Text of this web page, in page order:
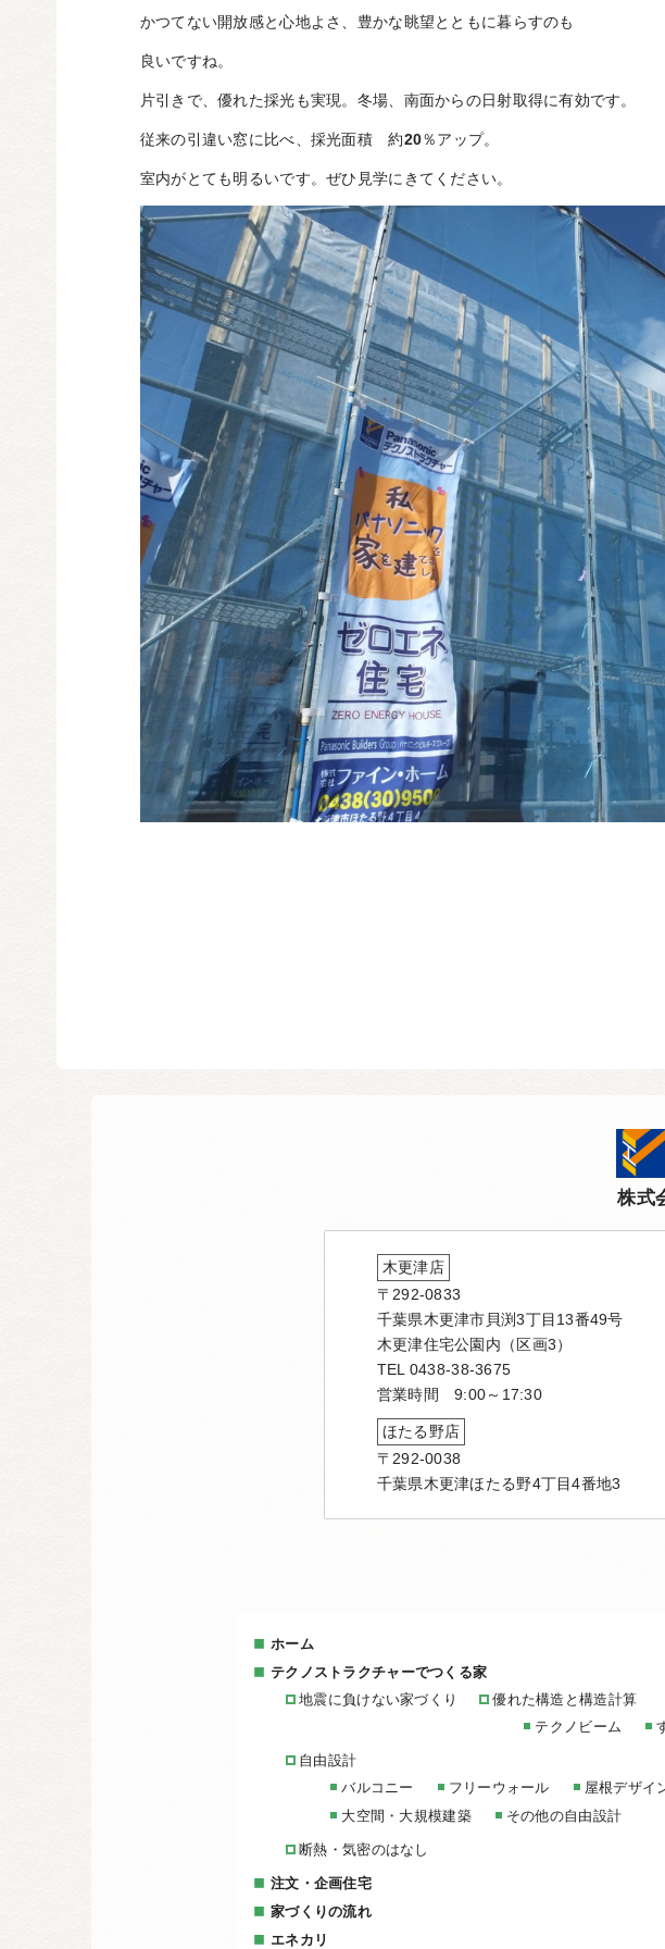
かつてない開放感と心地よさ、豊かな眺望とともに暮らすのも
良いですね。
片引きで、優れた採光も実現。冬場、南面からの日射取得に有効です。
従来の引違い窓に比べ、採光面積 約20％アップ。
室内がとても明るいです。ぜひ見学にきてください。
株式
木更津店
〒292-0833
千葉県木更津市貝渕3丁目13番49号
木更津住宅公園内（区画3）
TEL 0438-38-3675
営業時間 9:00～17:30
ほたる野店
〒292-0038
千葉県木更津ほたる野4丁目4番地3
ホーム
テクノストラクチャーでつくる家
地震に負けない家づくり
優れた構造と構造計算
テクノビーム
自由設計
バルコニー
フリーウォール 屋根デザイ
大空間・大規模建築
その他の自由設計
断熱・気密のはなし
注文・企画住宅
家づくりの流れ
エネカリ